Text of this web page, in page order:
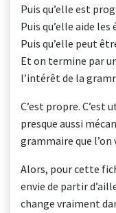
Puis qu’elle est
Puis qu’elle aide les
Puis qu’elle peut
Et on termine par
l’intérêt de la
C’est propre. C’est
presque aussi
grammaire que
Alors, pour cette
envie de partir
change vraiment